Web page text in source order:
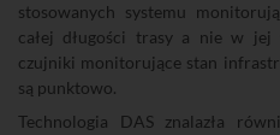
stosowanych systemu
całej długości trasy a nie w jej
czujniki monitorujące stan
są punktowo.
Technologia DAS znalazła